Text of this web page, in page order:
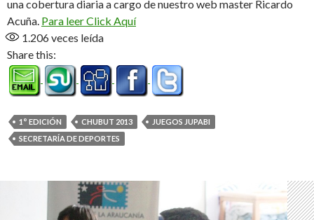
una cobertura diaria a cargo de nuestro web master Ricardo
Acuña. Para leer Click Aquí
1.206veces leída
Share this:
1° EDICIÓN CHUBUT 2013
JUEGOS JUPABI
SECRETARÍA DE DEPORTES